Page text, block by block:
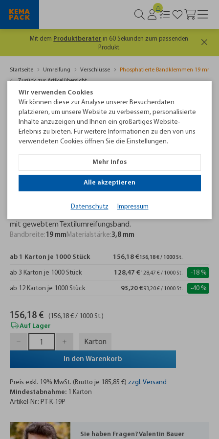
Es lohnt sich, gut informiert zu sein. Hier geht'szum
kostenlosenNewsletter
Startseite Umreifung Verschlüsse
Phosphatierte Bandklemmen 19 mm
Zurück zur Artikelübersicht
mit gewebtem Textilumreifungsband.
Bandbreite: 19 mm Materialstärke:3,8 mm
ab 1 Karton je 1000 Stück 156,18 €156,18 € / 1000 St.
ab 3 Karton je 1000 Stück 128,47 € -18 %
128,47 € / 1000 St.
ab 12 Karton je 1000 Stück 93,20 € -40 %
93,20 € / 1000 St.
156,18 €
(156,18 € / 1000 St.)
Auf Lager
Karton
In den Warenkorb
Preis exkl. 19% MwSt. (Brutto je 185,85 €) zzgl. Versand
Mindestabnahme: 1 Karton
Artikel-Nr.: PT-K-19P
Sie haben Fragen? Valentin Bauer
Wir verwenden Cookies
Wir können diese zur Analyse unserer Besucherdaten
platzieren, um unsere Website zu verbessern, personalisierte
Inhalte anzuzeigen und Ihnen ein großartiges Website-
Erlebnis zu bieten. Für weitere Informationen zu den von uns
verwendeten Cookies öffnen Sie die Einstellungen.
Mehr Infos
Alle akzeptieren
Datenschutz Impressum